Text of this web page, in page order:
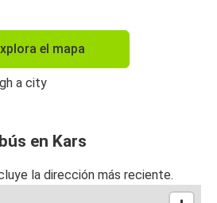
el mapa
en Kars
la dirección más reciente.